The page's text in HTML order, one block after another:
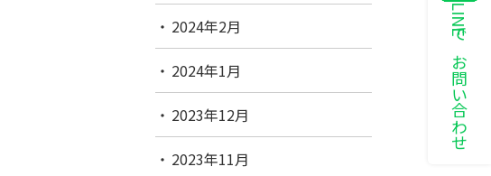
LINEでお問い合わせ
2024年2月
2024年1月
2023年12月
2023年11月